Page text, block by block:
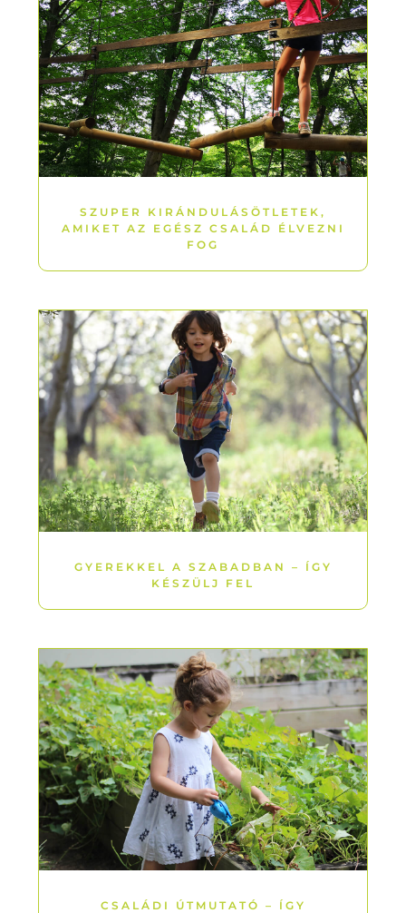
SZUPER KIRÁNDULÁSÖTLETEK,
AMIKET AZ EGÉSZ CSALÁD ÉLVEZNI
FOG
GYEREKKEL A SZABADBAN – ÍGY
KÉSZÜLJ FEL
CSALÁDI ÚTMUTATÓ – ÍGY